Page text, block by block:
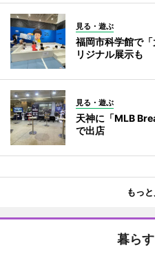
見る・遊ぶ
福岡市科学館で
リジナル展示も
見る・遊ぶ
天神に「MLB
で出店
もっ
暮ら